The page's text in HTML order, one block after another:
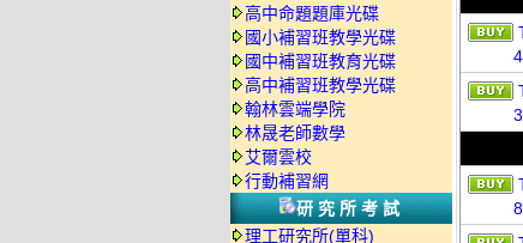
高中命題題庫光碟
國小補習班教學光碟
國中補習班教育光碟
高中補習班教學光碟
翰林雲端學院
林晟老師數學
艾爾雲校
行動補習網
研究所考試
理工研究所(單科)